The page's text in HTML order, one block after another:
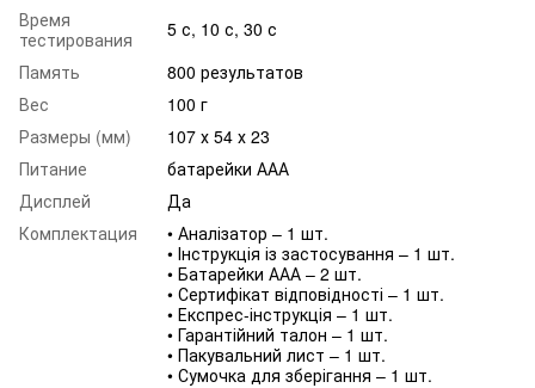
Время
тестирования
5 с, 10 с, 30 с
Память
800 результатов
Вес
100 г
Размеры (мм)
107 х 54 х 23
Питание
батарейки ААА
Дисплей
Да
Комплектация
• Аналізатор – 1 шт.
• Інструкція із застосування – 1 шт.
• Батарейки ААА – 2 шт.
• Сертифікат відповідності – 1 шт.
• Експрес-інструкція – 1 шт.
• Гарантійний талон – 1 шт.
• Пакувальний лист – 1 шт.
• Сумочка для зберігання – 1 шт.